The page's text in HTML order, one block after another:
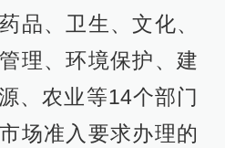
品、卫生、文化、
理、环境保护、建
、农业等14个部门
场准入要求办理的